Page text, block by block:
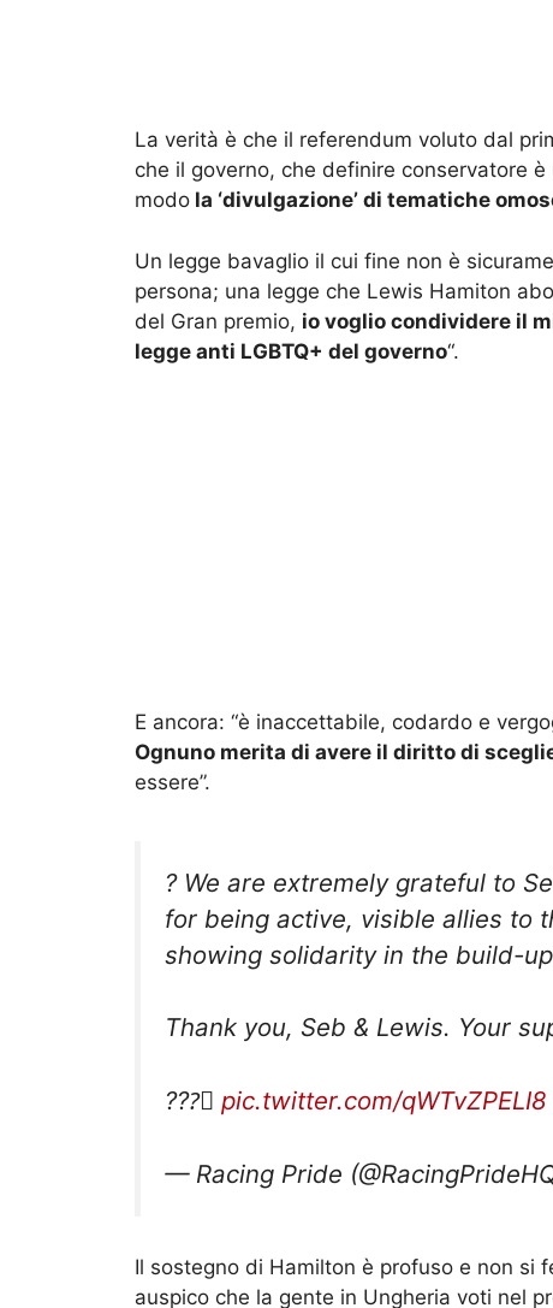
La verità è che il referendum voluto dal
che il governo, che definire conservatore
modo la ‘divulgazione’ di tematiche
Un legge bavaglio il cui fine non è
persona; una legge che Lewis Hamiton
del Gran premio, io voglio condividere il
legge anti LGBTQ+ del governo“.
E ancora: “è inaccettabile, codardo e
Ognuno merita di avere il diritto di
essere”.
? We are extremely grateful to
for being active, visible allies to
showing solidarity in the build-
Thank you, Seb & Lewis. Your
?️‍??️‍⚧️ pic.twitter.com/qWTvZPELI8
— Racing Pride
Il sostegno di Hamilton è profuso e non si
auspico che la gente in Ungheria voti nel